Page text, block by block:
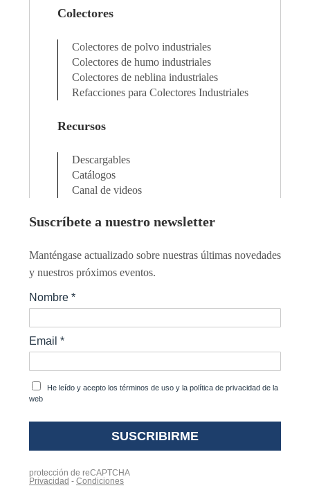
Colectores
Colectores de polvo industriales
Colectores de humo industriales
Colectores de neblina industriales
Refacciones para Colectores Industriales
Recursos
Descargables
Catálogos
Canal de videos
Suscríbete a nuestro newsletter
Manténgase actualizado sobre nuestras últimas novedades
y nuestros próximos eventos.